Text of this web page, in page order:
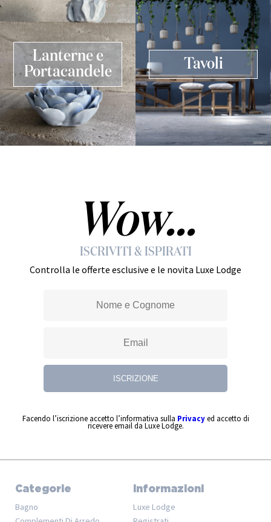
Lanterne e
Portacandele
Tavoli
Wow...
ISCRIVITI & ISPIRATI
Controlla le offerte esclusive e le novita Luxe Lodge
Facendo l’iscrizione accetto l’informativa sulla Privacyed accetto di
ricevere email da Luxe Lodge.
Categorie
Bagno
Informazioni
Luxe Lodge